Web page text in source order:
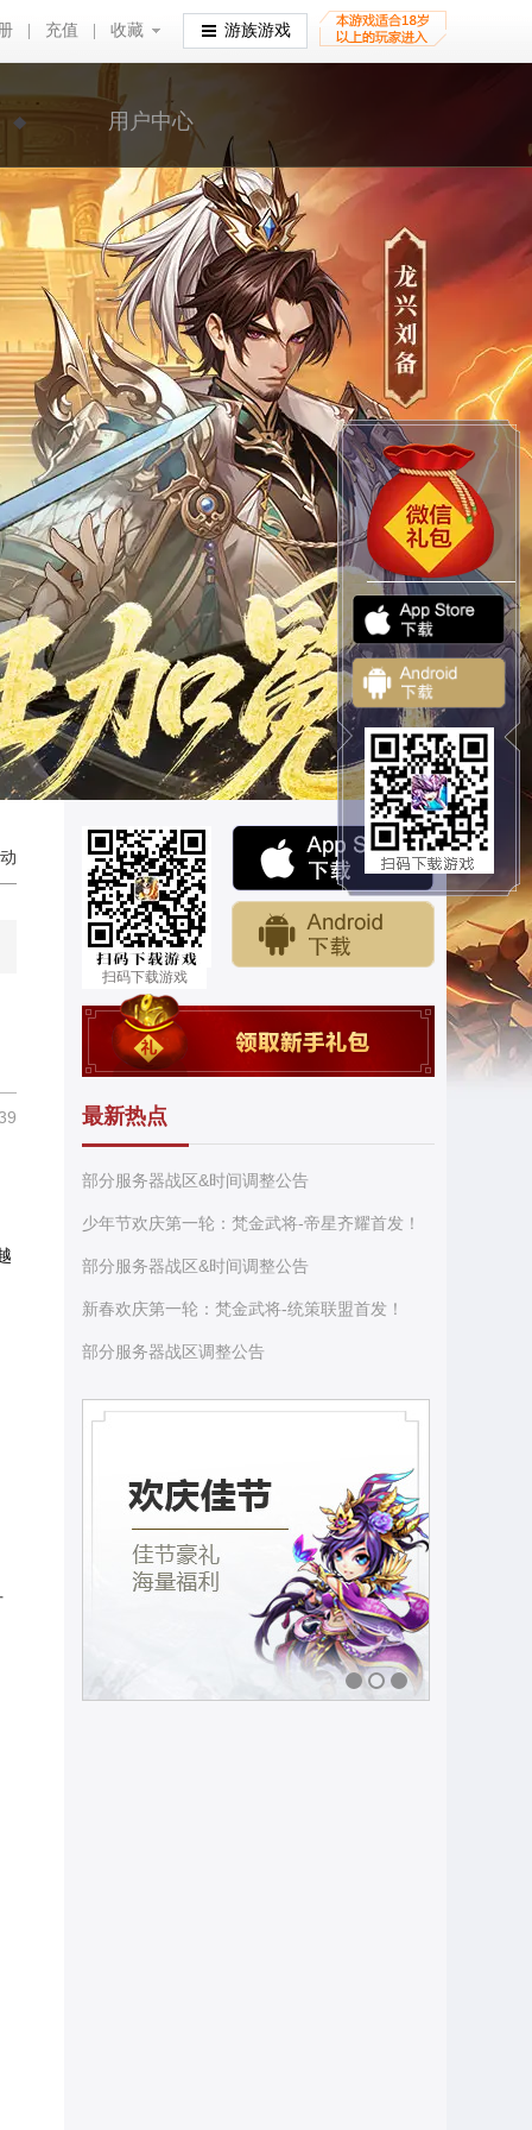
充值 收藏
收藏 游族游戏
用户中心
扫码下载游戏
最新热点
部分服务器战区&时间调整公告
少年节欢庆第一轮：梵金武将-帝星齐耀首发！
部分服务器战区&时间调整公告
新春欢庆第一轮：梵金武将-统策联盟首发！
部分服务器战区调整公告